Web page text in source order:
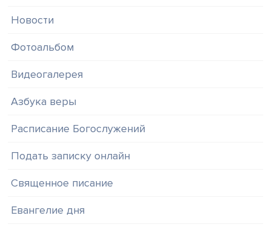
Новости
Фотоальбом
Видеогалерея
Азбука веры
Расписание Богослужений
Подать записку онлайн
Священное писание
Евангелие дня